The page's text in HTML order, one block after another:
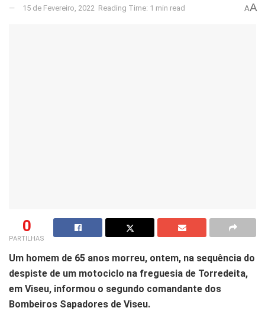
15 de Fevereiro, 2022 Reading Time: 1 min read AA
0
PARTILHAS
Um homem de 65 anos morreu, ontem, na sequência do
despiste de um motociclo na freguesia de Torredeita,
em Viseu, informou o segundo comandante dos
Bombeiros Sapadores de Viseu.